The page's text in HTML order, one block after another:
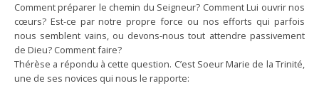
Comment préparer le chemin du Seigneur? Comment Lui ouvrir nos
cœurs? Est-ce par notre propre force ou nos efforts qui parfois
nous semblent vains, ou devons-nous tout attendre passivement
de Dieu? Comment faire?
Thérèse a répondu à cette question. C’est Soeur Marie de la Trinité,
une de ses novices qui nous le rapporte: